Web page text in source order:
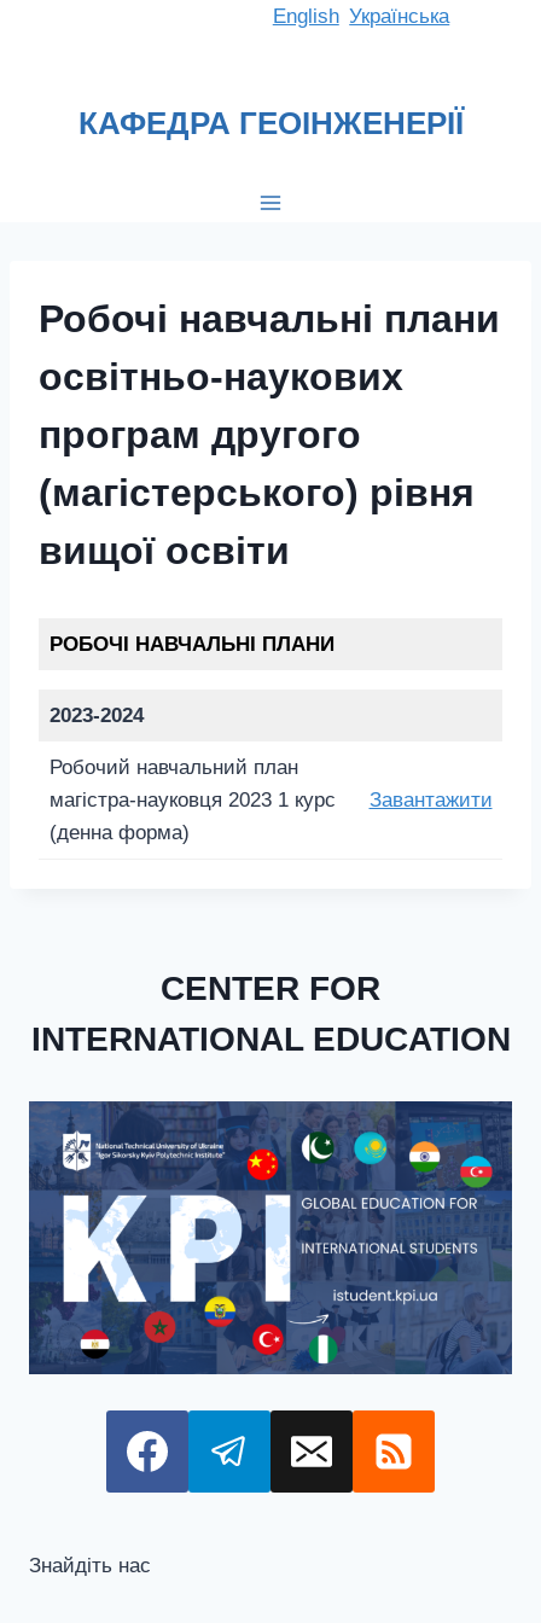
English Українська
КАФЕДРА ГЕОІНЖЕНЕРІЇ
Робочі навчальні плани
освітньо-наукових
програм другого
(магістерського) рівня
вищої освіти
РОБОЧІ НАВЧАЛЬНІ ПЛАНИ
2023-2024
Робочий навчальний план
магістра-науковця 2023 1 курс
(денна форма)
Завантажити
CENTER FOR
INTERNATIONAL EDUCATION
Знайдіть нас